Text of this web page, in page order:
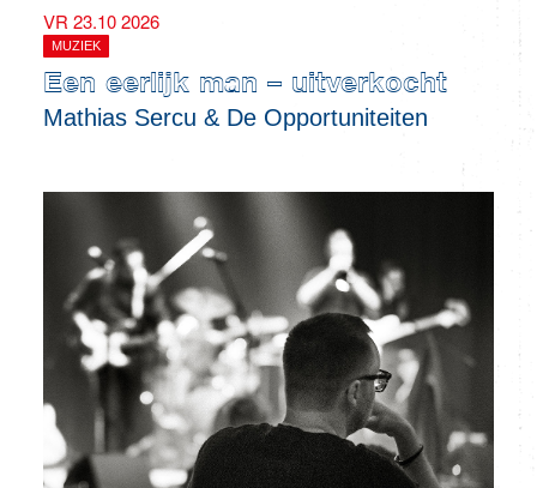
VR 23.10 2026
MUZIEK
Een eerlijk man – uitverkocht
Mathias Sercu & De Opportuniteiten